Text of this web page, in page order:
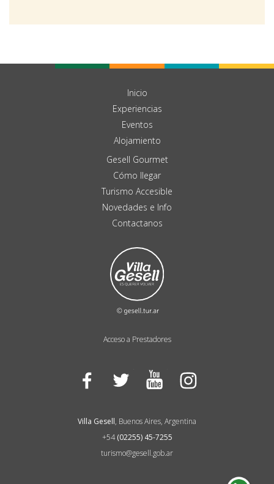
Acceso a Prestadores
Inicio
Experiencias
Eventos
Alojamiento
Gesell Gourmet
Cómo llegar
Turismo Accesible
Novedades e Info
Contactanos
Facebook Twitter YouTube
Villa Gesell, Buenos Aires, Argentina
+54(02255) 45-7255
turismo@gesell.gob.ar